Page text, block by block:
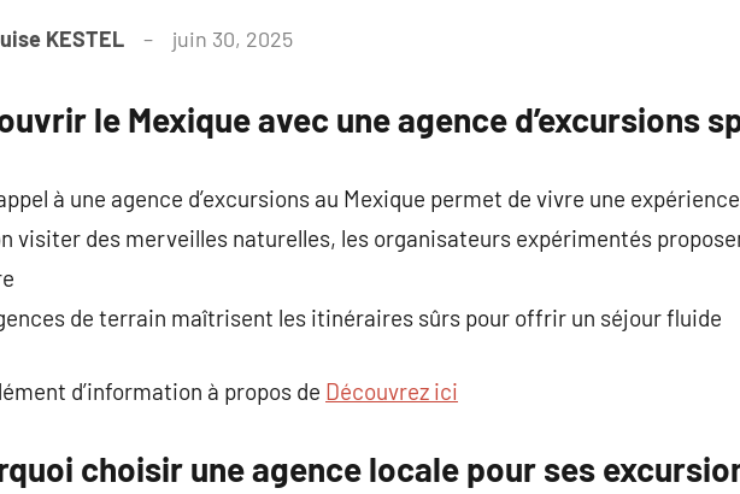
KESTEL juin 30, 2025
le Mexique avec une agence d’excursions
à une agence d’excursions au Mexique permet de vivre une
visiter des merveilles naturelles, les organisateurs expérimentés
de terrain maîtrisent les itinéraires sûrs pour offrir un séjour fluide
d’information à propos de Découvrez ici
choisir une agence locale pour ses